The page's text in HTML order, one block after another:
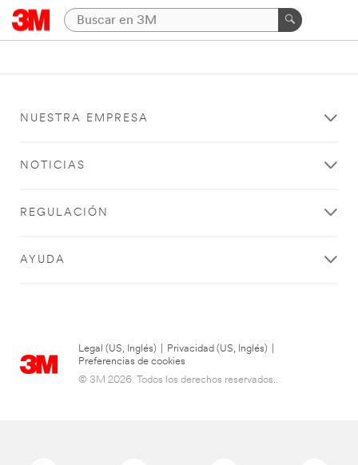
NUESTRA EMPRESA
NOTICIAS
REGULACIÓN
AYUDA
Legal (US, Inglés) Privacidad (US, Inglés)
Preferencias de cookies
© 3M 2026. Todos los derechos reservados..